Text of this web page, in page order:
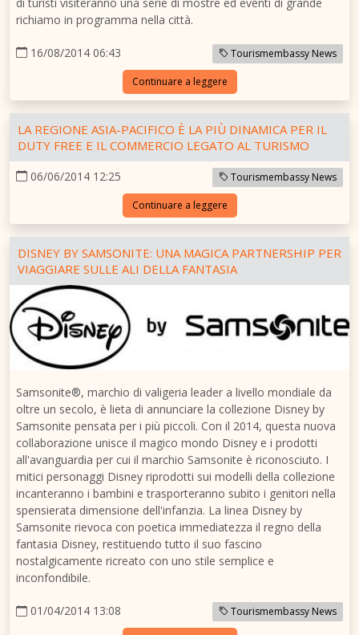
richiamo in programma nella città.
16/08/2014 06:43 Tourismembassy News
Continuare a leggere
LA REGIONE ASIA-PACIFICO È LA PIÙ DINAMICA PER IL
DUTY FREE E IL COMMERCIO LEGATO AL TURISMO
06/06/2014 12:25 Tourismembassy News
Continuare a leggere
DISNEY BY SAMSONITE: UNA MAGICA PARTNERSHIP PER
VIAGGIARE SULLE ALI DELLA FANTASIA
Samsonite®, marchio di valigeria leader a livello mondiale da
oltre un secolo, è lieta di annunciare la collezione Disney by
Samsonite pensata per i più piccoli. Con il 2014, questa nuova
collaborazione unisce il magico mondo Disney e i prodotti
all'avanguardia per cui il marchio Samsonite è riconosciuto. I
mitici personaggi Disney riprodotti sui modelli della collezione
incanteranno i bambini e trasporteranno subito i genitori nella
spensierata dimensione dell'infanzia. La linea Disney by
Samsonite rievoca con poetica immediatezza il regno della
fantasia Disney, restituendo tutto il suo fascino
nostalgicamente ricreato con uno stile semplice e
inconfondibile.
01/04/2014 13:08 Tourismembassy News